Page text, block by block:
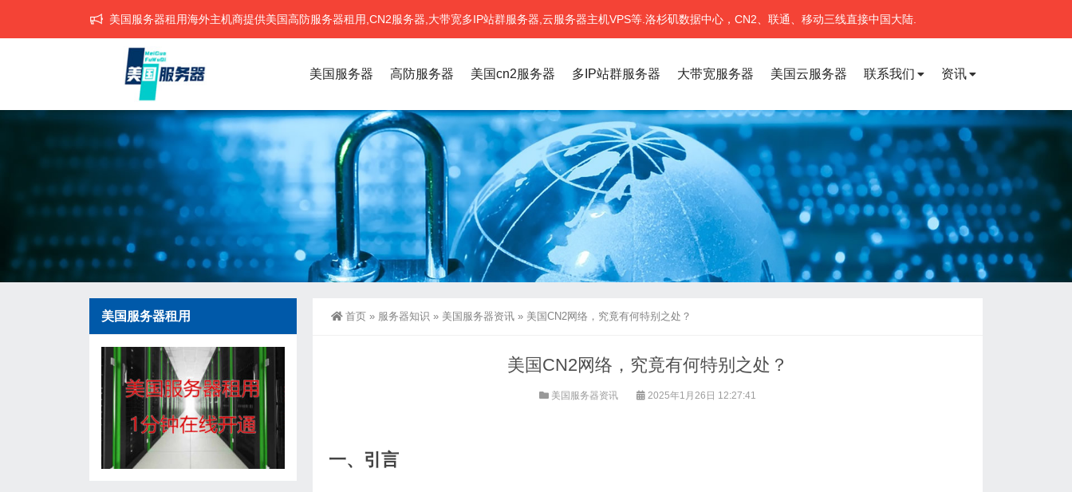
美国服务器租用海外主机商提供美国高防服务器租用,CN2服务器,大带宽多IP站群服务器,云服务器主机VPS等.洛杉矶数据中心，CN2、联通、移动三线直接中国大陆.
美国服务器 高防服务器 美国cn2服务器 多IP站群服务器 大带宽服务器 美国云服务器 联系我们 资讯
首页 » 服务器知识 » 美国服务器资讯 » 美国CN2网络，究竟有何特别之处？
美国CN2网络，究竟有何特别之处？
美国服务器资讯 2025年1月26日 12:27:41
一、引言
美国服务器租用